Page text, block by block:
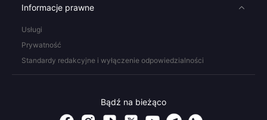
Informacje prawne
Usługi
Prywatność
Standardy redakcyjne i wyłączenie odpowiedzialności
Bądź na bieżąco